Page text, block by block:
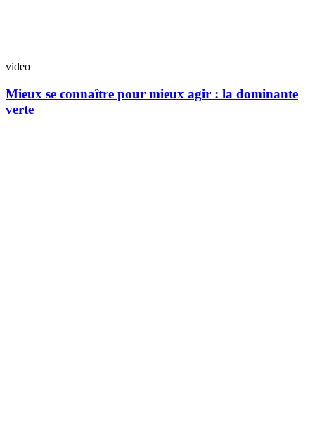
video
Mieux se connaître pour mieux agir : la dominante
verte